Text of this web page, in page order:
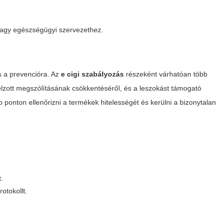
egészségügyi szervezethez.
a prevencióra. Aze cigi szabályozás részeként várhatóan több
megszólításának csökkentéséről, és a leszokást támogató
ellenőrizni a termékek hitelességét és kerülni a bizonytalan